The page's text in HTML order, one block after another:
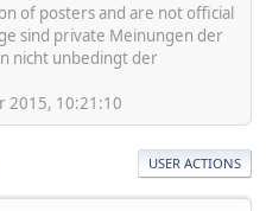
of posters and are not official
sind private Meinungen der
nicht unbedingt der
2015, 10:21:10
USER ACTIONS